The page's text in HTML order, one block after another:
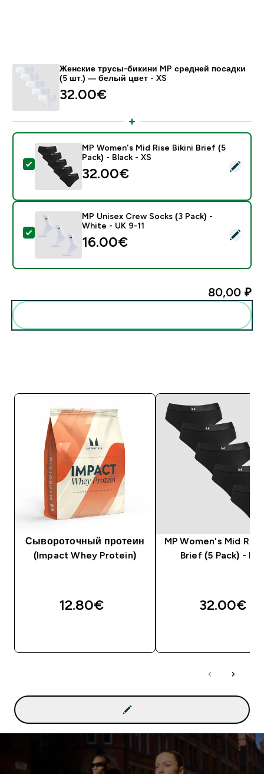
Женские трусы-бикини MP средней посадки
(5 шт.) ― белый цвет - XS
32.00€‎
- MP Women's Mid Rise Bikini Brief (5 Pack) - Black -
MP Women's Mid Rise Bikini Brief (5
Pack) - Black - XS
32.00€‎
- MP Unisex Crew Socks (3 Pack) - White - UK 9-11
MP Unisex Crew Socks (3 Pack) -
White - UK 9-11
16.00€‎
80,00 ₽‎
Сывороточный протеин
(Impact Whey Protein)
12.80€‎
MP Women's Mid
Brief (5 Pack) -
32.00€‎